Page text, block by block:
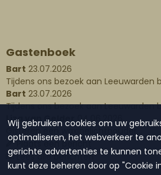
Gastenboek
Bart 23.07.2026
Tijdens ons bezoek aan Leeuwarden
Bart 23.07.2026
Tijdens ons bezoek aan Leeuwarden
Liza van Gelder 04.06.2026
Gisteren een waxinelichthouder...
Plaats een bericht
Lees alle berichten
Wij gebruiken cookies om uw
optimaliseren, het webverkeer te
gerichte advertenties te kunnen
kunt deze beheren door op "Cookie